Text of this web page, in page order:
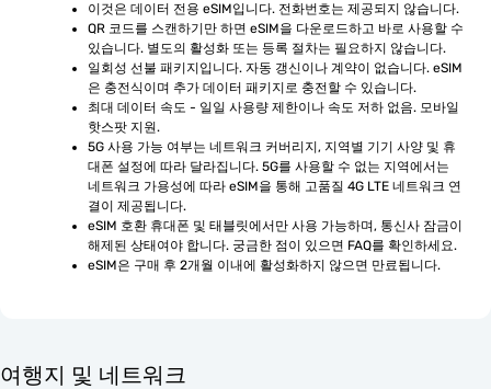
이것은 데이터 전용 eSIM입니다. 전화번호는 제공되지 않습니다.
QR 코드를 스캔하기만 하면 eSIM을 다운로드하고 바로 사용할 수
있습니다. 별도의 활성화 또는 등록 절차는 필요하지 않습니다.
일회성 선불 패키지입니다. 자동 갱신이나 계약이 없습니다. eSIM
은 충전식이며 추가 데이터 패키지로 충전할 수 있습니다.
최대 데이터 속도 - 일일 사용량 제한이나 속도 저하 없음. 모바일
핫스팟 지원.
5G 사용 가능 여부는 네트워크 커버리지, 지역별 기기 사양 및 휴
대폰 설정에 따라 달라집니다. 5G를 사용할 수 없는 지역에서는
네트워크 가용성에 따라 eSIM을 통해 고품질 4G LTE 네트워크 연
결이 제공됩니다.
eSIM 호환 휴대폰 및 태블릿에서만 사용 가능하며, 통신사 잠금이
해제된 상태여야 합니다. 궁금한 점이 있으면 FAQ를 확인하세요.
eSIM은 구매 후 2개월 이내에 활성화하지 않으면 만료됩니다.
여행지 및 네트워크